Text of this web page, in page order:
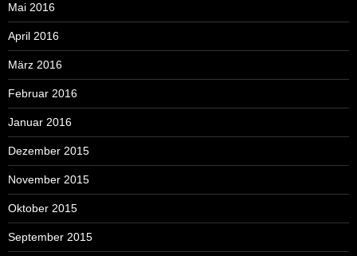
Mai 2016
April 2016
März 2016
Februar 2016
Januar 2016
Dezember 2015
November 2015
Oktober 2015
September 2015